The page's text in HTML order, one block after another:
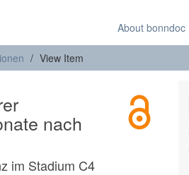
About bonndoc
View Item
nach
im Stadium C4